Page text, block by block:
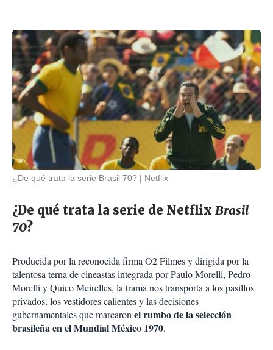
¿De qué trata la serie Brasil 70? Netflix
¿De qué trata la serie de Netflix Brasil
70?
Producida por la reconocida firma O2 Filmes y dirigida por la
talentosa terna de cineastas integrada por Paulo Morelli, Pedro
Morelli y Quico Meirelles, la trama nos transporta a los pasillos
privados, los vestidores calientes y las decisiones
gubernamentales que marcaronel rumbo de la selección
brasileña en el Mundial México 1970.